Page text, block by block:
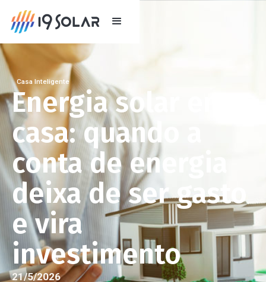
Casa Inteligente
Energia solar em
casa: quando a
conta de energia
deixa de ser gasto
e vira
investimento
21/5/2026